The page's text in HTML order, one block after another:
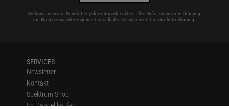
Sie können unsere Newsletter jederzeit wieder abbestellen. Infos zu unserem Umgang
mit Ihren personenbezogenen Daten finden Sie in unserer Datenschutzerklärung.
SERVICES
Newsletter
Kontakt
Spektrum Shop
Im Handel kaufen